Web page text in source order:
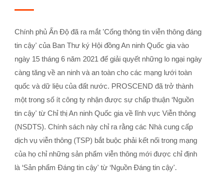
Chính phủ Ấn Độ đã ra mắt 'Cổng thông tin viễn thông đáng
tin cậy' của Ban Thư ký Hội đồng An ninh Quốc gia vào
ngày 15 tháng 6 năm 2021 để giải quyết những lo ngại ngày
càng tăng về an ninh và an toàn cho các mạng lưới toàn
quốc và dữ liệu của đất nước. PROSCEND đã trở thành
một trong số ít công ty nhận được sự chấp thuận ‘Nguồn
tin cậy' từ Chỉ thị An ninh Quốc gia về lĩnh vực Viễn thông
(NSDTS). Chính sách này chỉ ra rằng các Nhà cung cấp
dịch vụ viễn thông (TSP) bắt buộc phải kết nối trong mạng
của họ chỉ những sản phẩm viễn thông mới được chỉ định
là ‘Sản phẩm Đáng tin cậy' từ ‘Nguồn Đáng tin cậy'.